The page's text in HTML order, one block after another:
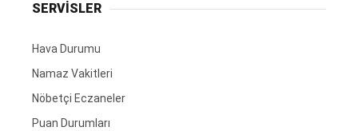
SERVİSLER
Hava Durumu
Namaz Vakitleri
Nöbetçi Eczaneler
Puan Durumları